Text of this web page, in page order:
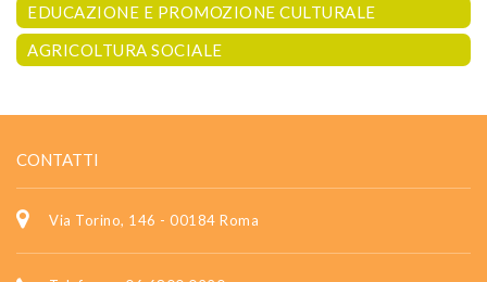
EDUCAZIONE E PROMOZIONE CULTURALE
AGRICOLTURA SOCIALE
CONTATTI
Via Torino, 146 - 00184 Roma